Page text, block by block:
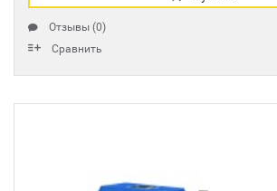
Отзывы (0)
Сравнить